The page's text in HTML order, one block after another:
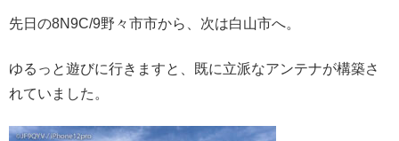
先日の8N9C/9野々市市から、次は白山市へ。
ゆるっと遊びに行きますと、既に立派なアンテナが構築さ
れていました。